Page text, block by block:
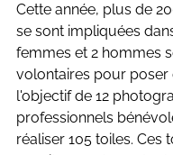
Cette année, plus de
se sont impliquées
femmes et 2 hommes
volontaires pour poser
l'objectif de 12
professionnels
réaliser 105 toiles. Ces